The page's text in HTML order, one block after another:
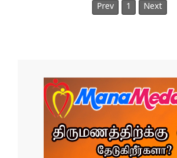
Prev 1 Next